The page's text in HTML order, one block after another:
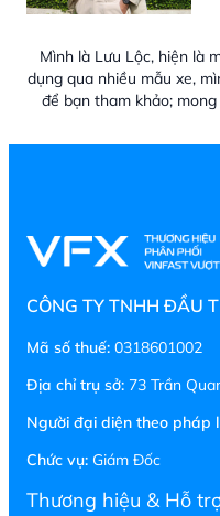
Mình là Lưu Lộc, hiện là
dụng qua nhiều mẫu xe,
để bạn tham khảo;
CÔNG TY TNHH ĐẦU
Mã số thuế: 0318601002
Địa chỉ trụ sở: 73 Trần
Người đại diện theo pháp
Chức vụ: Giám Đốc
Thương hiệu & Hỗ